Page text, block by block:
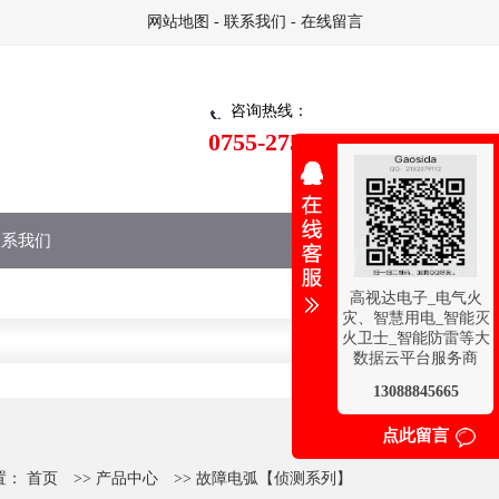
网站地图 - 联系我们 - 在线留言
咨询热线：
0755-27528220
我们
： 首页 >> 产品中心 >> 故障电弧【侦测系列】
高视达电子_电气火
灾、智慧用电_智能灭
火卫士_智能防雷等大
数据云平台服务商
13088845665
点此留言